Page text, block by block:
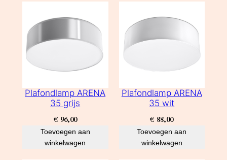
Plafondlamp ARENA
35 grijs
€ 96,00
Toevoegen aan
winkelwagen
Plafondlamp ARENA
35 wit
€ 88,00
Toevoegen aan
winkelwagen